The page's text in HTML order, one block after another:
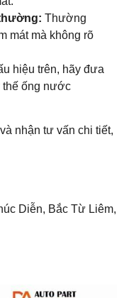
Thường
mát mà không rõ
hiệu trên, hãy đưa
thế ống nước
và nhận tư vấn chi tiết,
Diễn, Bắc Từ Liêm,